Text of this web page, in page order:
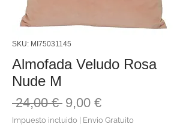
SKU: MI75031145
Almofada Veludo Rosa
Nude M
24,00 € Precio
9,00 €Precio
de
Impuesto incluido Envio Gratuito